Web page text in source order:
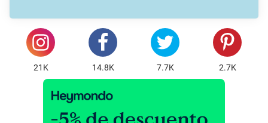
21K 14.8K 7.7K 2.7K